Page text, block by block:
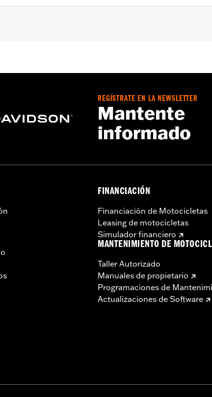
y tornillería de instalación cromada
REGÍSTRATE EN LA NEWSLETTER
Mantente
informado
FINANCIACIÓN
Financiación de Motocicletas
Leasing de motocicletas
Simulador financiero
MANTENIMIENTO DE
Taller Autorizado
Manuales de propietario
Programaciones de
Actualizaciones de Software